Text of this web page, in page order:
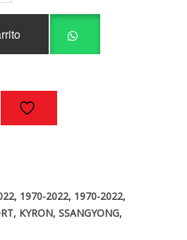
$749.990.
, 1970-2022, 1970-2022,
, KYRON, SSANGYONG,